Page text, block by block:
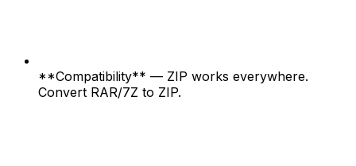
**Compatibility** — ZIP works everywhere.
Convert RAR/7Z to ZIP.